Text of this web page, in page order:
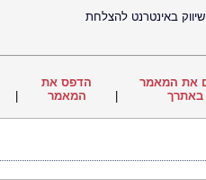
באינטרנט להצלחת
את המאמר
באתרך
הדפס את
המאמר